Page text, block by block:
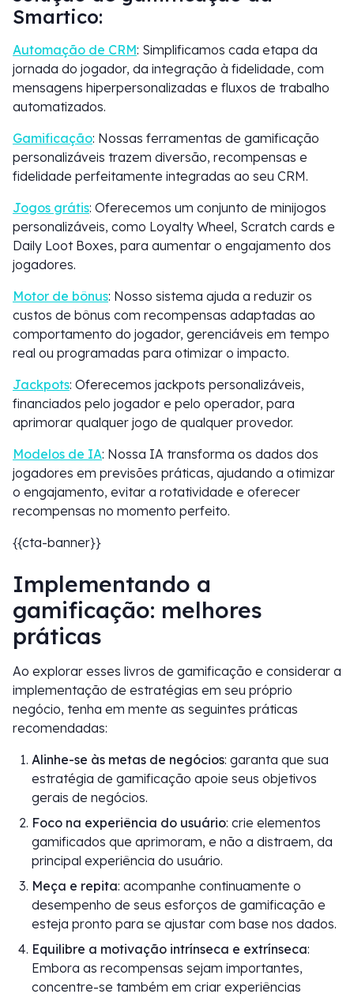
Smartico:
Automação de CRM: Simplificamos cada etapa da
jornada do jogador, da integração à fidelidade, com
mensagens hiperpersonalizadas e fluxos de trabalho
automatizados.
Gamificação: Nossas ferramentas de gamificação
personalizáveis trazem diversão, recompensas e
fidelidade perfeitamente integradas ao seu CRM.
Jogos grátis: Oferecemos um conjunto de minijogos
personalizáveis, como Loyalty Wheel, Scratch cards e
Daily Loot Boxes, para aumentar o engajamento dos
jogadores.
Motor de bônus: Nosso sistema ajuda a reduzir os
custos de bônus com recompensas adaptadas ao
comportamento do jogador, gerenciáveis em tempo
real ou programadas para otimizar o impacto.
Jackpots: Oferecemos jackpots personalizáveis,
financiados pelo jogador e pelo operador, para
aprimorar qualquer jogo de qualquer provedor.
Modelos de IA: Nossa IA transforma os dados dos
jogadores em previsões práticas, ajudando a otimizar
o engajamento, evitar a rotatividade e oferecer
recompensas no momento perfeito.
{{cta-banner}}
Implementando a
gamificação: melhores
práticas
Ao explorar esses livros de gamificação e considerar a
implementação de estratégias em seu próprio
negócio, tenha em mente as seguintes práticas
recomendadas:
Alinhe-se às metas de negócios: garanta que sua
estratégia de gamificação apoie seus objetivos
gerais de negócios.
Foco na experiência do usuário: crie elementos
gamificados que aprimoram, e não a distraem, da
principal experiência do usuário.
Meça e repita: acompanhe continuamente o
desempenho de seus esforços de gamificação e
esteja pronto para se ajustar com base nos dados.
Equilibre a motivação intrínseca e extrínseca:
Embora as recompensas sejam importantes,
concentre-se também em criar experiências